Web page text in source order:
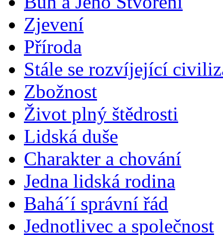
Zjevení
Příroda
Stále se rozvíjející
Zbožnost
Život plný štědrosti
Lidská duše
Charakter a chování
Jedna lidská rodina
Bahá´í správní řád
Jednotlivec a společnost